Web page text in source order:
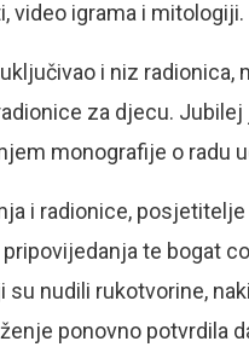
video igrama i mitologiji.
i niz
za djecu.
monografije o radu
i radionice,
pripovijedanja te bogat
su nudili rukotvorine,
ponovno potvrdila